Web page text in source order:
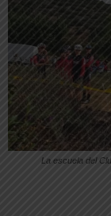
La escuela del